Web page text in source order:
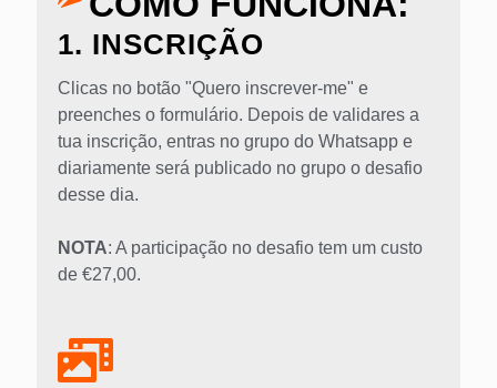
1. INSCRIÇÃO
Clicas no botão "Quero inscrever-me" e
preenches o formulário. Depois de validares a
tua inscrição, entras no grupo do Whatsapp e
diariamente será publicado no grupo o desafio
desse dia.
NOTA: A participação no desafio tem um custo
de €27,00.